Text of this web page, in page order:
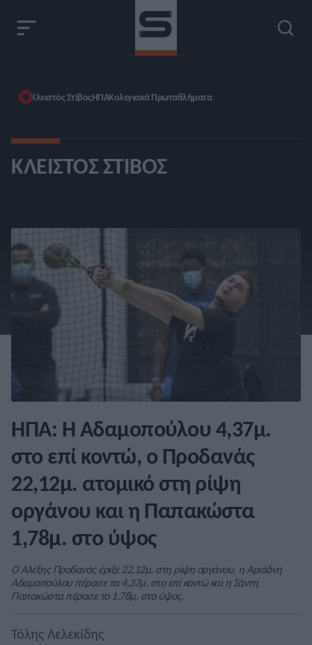
Κλειστός ΣτίβοςΗΠΑΚολεγιακά Πρωταθλήματα
ΚΛΕΙΣΤΌΣ ΣΤΊΒΟΣ
ΗΠΑ: Η Αδαμοπούλου 4,37μ.
στο επί κοντώ, ο Προδανάς
22,12μ. ατομικό στη ρίψη
οργάνου και η Παπακώστα
1,78μ. στο ύψος
Ο Αλέξης Προδανάς έριξε 22,12μ. στη ρίψη οργάνου, η Αριάδνη
Αδαμοπούλου πέρασε τα 4,37μ. στο επί κοντώ και η Σάντη
Παπακώστα πέρασε το 1,78μ. στο ύψος.
Τόλης Λελεκίδης